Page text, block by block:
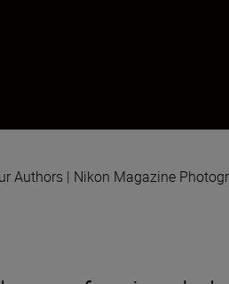
Authors | Nikon Magazine